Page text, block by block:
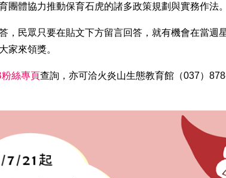
體協力推動保育石虎的諸多政策規劃與實務作法。
，民眾只要在貼文下方留言回答，就有機會在當
家來領獎。
粉絲專頁查詢，亦可洽火炎山生態教育館（037）